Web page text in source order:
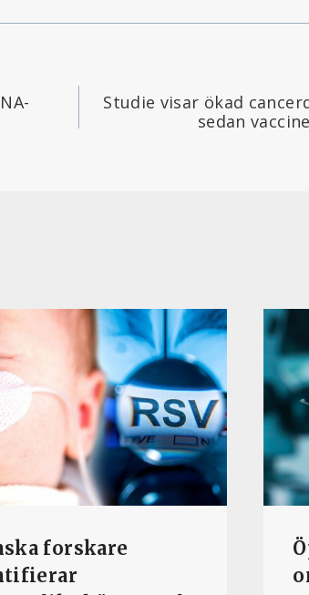
Studie visar ökad
sedan
forskare